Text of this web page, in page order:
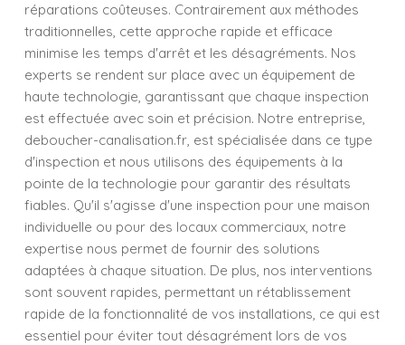
réparations coûteuses. Contrairement aux méthodes
traditionnelles, cette approche rapide et efficace
minimise les temps d'arrêt et les désagréments. Nos
experts se rendent sur place avec un équipement de
haute technologie, garantissant que chaque inspection
est effectuée avec soin et précision. Notre entreprise,
deboucher-canalisation.fr, est spécialisée dans ce type
d'inspection et nous utilisons des équipements à la
pointe de la technologie pour garantir des résultats
fiables. Qu'il s'agisse d'une inspection pour une maison
individuelle ou pour des locaux commerciaux, notre
expertise nous permet de fournir des solutions
adaptées à chaque situation. De plus, nos interventions
sont souvent rapides, permettant un rétablissement
rapide de la fonctionnalité de vos installations, ce qui est
essentiel pour éviter tout désagrément lors de vos